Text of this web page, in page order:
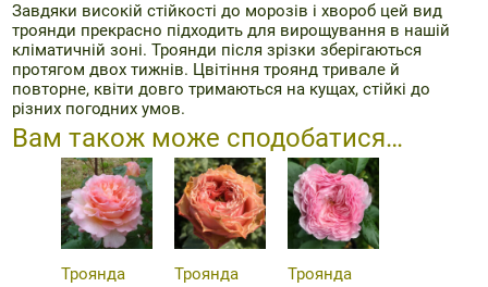
Завдяки високій стійкості до морозів і хвороб цей вид
троянди прекрасно підходить для вирощування в нашій
кліматичній зоні. Троянди після зрізки зберігаються
протягом двох тижнів. Цвітіння троянд тривале й
повторне, квіти довго тримаються на кущах, стійкі до
різних погодних умов.
Вам також може сподобатися…
Троянда
Троянда
Троянда